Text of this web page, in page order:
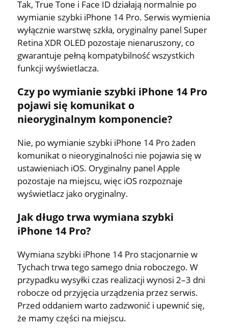
Tak, True Tone i Face ID działają normalnie po
wymianie szybki iPhone 14 Pro. Serwis wymienia
wyłącznie warstwę szkła, oryginalny panel Super
Retina XDR OLED pozostaje nienaruszony, co
gwarantuje pełną kompatybilność wszystkich
funkcji wyświetlacza.
Czy po wymianie szybki iPhone 14 Pro
pojawi się komunikat o
nieoryginalnym komponencie?
Nie, po wymianie szybki iPhone 14 Pro żaden
komunikat o nieoryginalności nie pojawia się w
ustawieniach iOS. Oryginalny panel Apple
pozostaje na miejscu, więc iOS rozpoznaje
wyświetlacz jako oryginalny.
Jak długo trwa wymiana szybki
iPhone 14 Pro?
Wymiana szybki iPhone 14 Pro stacjonarnie w
Tychach trwa tego samego dnia roboczego. W
przypadku wysyłki czas realizacji wynosi 2–3 dni
robocze od przyjęcia urządzenia przez serwis.
Przed oddaniem warto zadzwonić i upewnić się,
że mamy części na miejscu.